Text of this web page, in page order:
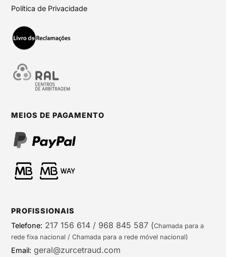
Política de Privacidade
MEIOS DE PAGAMENTO
PROFISSIONAIS
Telefone: 217 156 614 / 968 845 587 (Chamada para a
rede fixa nacional / Chamada para a rede móvel nacional)
Email: geral@zurcetraud.com